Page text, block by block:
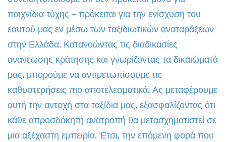
παιχνίδια τύχης – πρόκειται για την ενίσχυση του
εαυτού μας εν μέσω των ταξιδιωτικών αναταράξεων
στην Ελλάδα. Κατανοώντας τις διαδικασίες
ανανέωσης κράτησης και γνωρίζοντας τα δικαιώματά
μας, μπορούμε να αντιμετωπίσουμε τις
καθυστερήσεις πιο αποτελεσματικά. Ας μεταφέρουμε
αυτή την αντοχή στα ταξίδια μας, εξασφαλίζοντας ότι
κάθε απροσδόκητη ανατροπή θα μετασχηματιστεί σε
μια αξέχαστη εμπειρία. Έτσι, την επόμενη φορά που